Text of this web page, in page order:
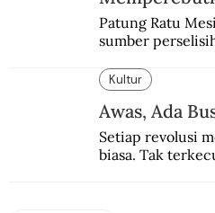
Patung Ratu
sumber
Kultur
Awas, Ada
Setiap revolusi
biasa. Tak